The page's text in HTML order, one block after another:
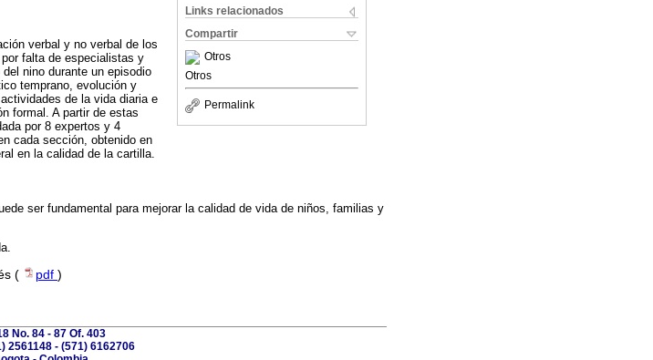
Links relacionados
Compartir
Otros
Otros
Permalink
verbal y no verbal de los
falta de especialistas y
nino durante un episodio
temprano, evolución y
de la vida diaria e
formal. A partir de estas
por 8 expertos y 4
cada sección, obtenido en
en la calidad de la cartilla.
ser fundamental para mejorar la calidad de vida de niños, familias y
( pdf )
No. 84 - 87 Of. 403
2561148 - (571) 6162706